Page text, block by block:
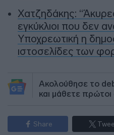
Χατζηδάκης:
εγκύκλιοι που δεν
Υποχρεωτική η
ιστοσελίδες των
Ακολούθησε το
και μάθετε πρώτοι
Share